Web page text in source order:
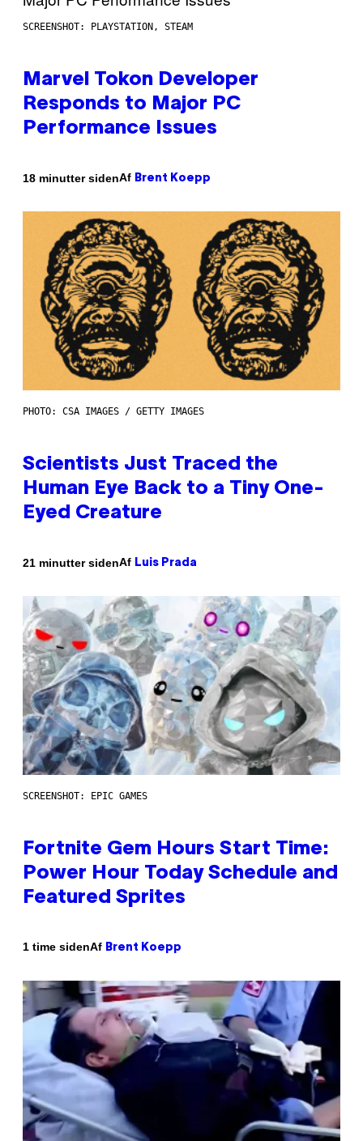
SCREENSHOT: PLAYSTATION, STEAM
Marvel Tokon Developer
Responds to Major PC
Performance Issues
18 minutter sidenAf Brent Koepp
PHOTO: CSA IMAGES / GETTY IMAGES
Scientists Just Traced the
Human Eye Back to a Tiny One-
Eyed Creature
21 minutter sidenAf Luis Prada
SCREENSHOT: EPIC GAMES
Fortnite Gem Hours Start Time:
Power Hour Today Schedule and
Featured Sprites
1 time sidenAf Brent Koepp